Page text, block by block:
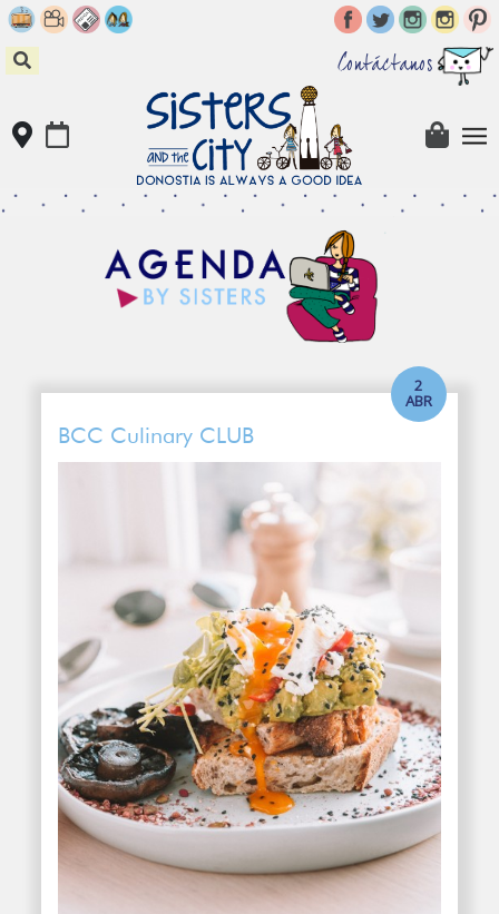
Skip
to
content
Contáctanos
2
ABR
BCC Culinary CLUB